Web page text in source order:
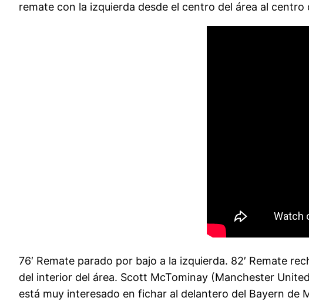
remate con la izquierda desde el centro del área al centro
76′ Remate parado por bajo a la izquierda. 82′ Remate
del interior del área. Scott McTominay (Manchester
está muy interesado en fichar al delantero del Bayern de